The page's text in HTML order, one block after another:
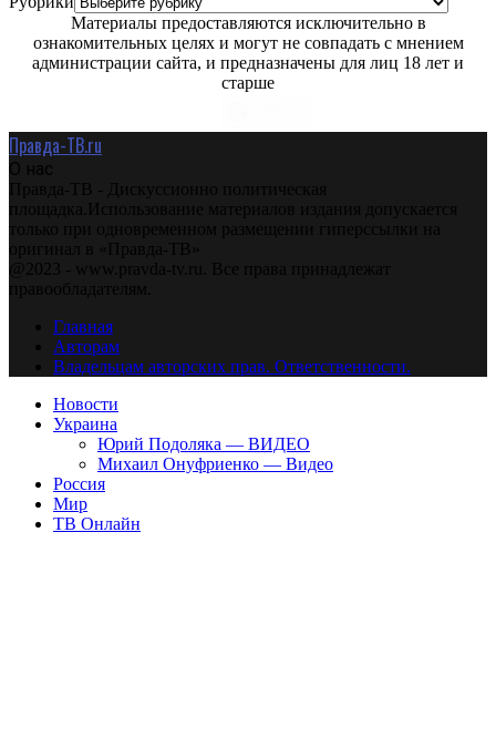
Материалы предоставляются исключительно в
ознакомительных целях и могут не совпадать с мнением
администрации сайта, и предназначены для лиц 18 лет и
старше
Правда-ТВ.ru
О нас
Правда-ТВ - Дискуссионно политическая
площадка.Использование материалов издания допускается
только при одновременном размещении гиперссылки на
оригинал в «Правда-ТВ»
@2023 - www.pravda-tv.ru. Все права принадлежат
правообладателям.
Главная
Авторам
Владельцам авторских прав. Ответственности.
Новости
Украина
Юрий Подоляка — ВИДЕО
Михаил Онуфриенко — Видео
Россия
Мир
ТВ Онлайн